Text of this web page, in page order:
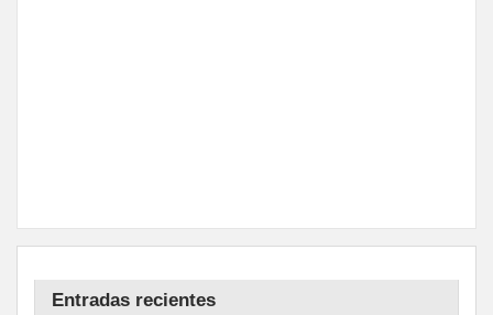
Entradas recientes